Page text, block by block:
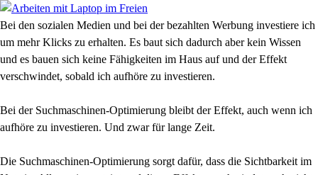
Bei den sozialen Medien und bei der bezahlten Werbung investiere ich
um mehr Klicks zu erhalten. Es baut sich dadurch aber kein Wissen
und es bauen sich keine Fähigkeiten im Haus auf und der Effekt
verschwindet, sobald ich aufhöre zu investieren.
Bei der Suchmaschinen-Optimierung bleibt der Effekt, auch wenn ich
aufhöre zu investieren. Und zwar für lange Zeit.
Die Suchmaschinen-Optimierung sorgt dafür, dass die Sichtbarkeit im